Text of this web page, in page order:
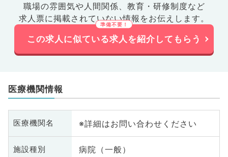
職場の雰囲気や人間関係、 教育・研修制度など
求人票に掲載されていない情報をお伝えします。
この求人に似ている求人を紹介してもらう
医療機関情報
医療機関名 ※詳細はお問い合わせください
施設種別 病院（一般）